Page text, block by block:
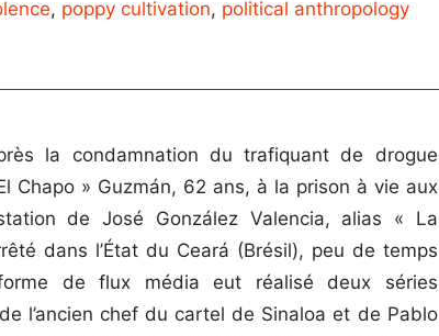
, poppy cultivation, political anthropology
la condamnation du trafiquant de drogue
Chapo » Guzmán, 62 ans, à la prison à vie aux
de José González Valencia, alias « La
dans l’État du Ceará (Brésil), peu de temps
de flux média eut réalisé deux séries
l’ancien chef du cartel de Sinaloa et de Pablo